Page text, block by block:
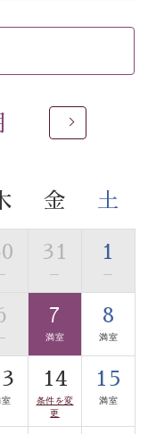
10時
（二十四節気と
した和定食
遅く新鮮で若返り
。身も心も癒され
殊素材の畳を使
い畳のお風呂で
金 土
31
—
1
—
7
満室
8
満室
14
条件を変
更
15
満室